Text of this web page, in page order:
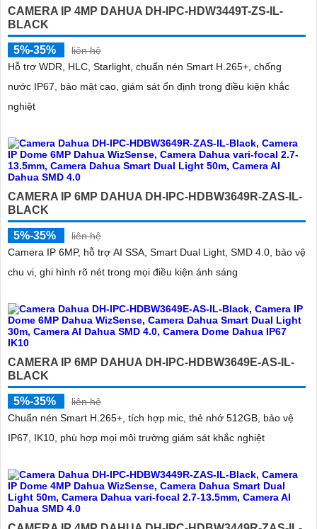
CAMERA IP 4MP DAHUA DH-IPC-HDW3449T-ZS-IL-
BLACK
5%-35%
liên hệ
Hỗ trợ WDR, HLC, Starlight, chuẩn nén Smart H.265+, chống
nước IP67, bảo mật cao, giám sát ổn định trong điều kiện khắc
nghiệt
CAMERA IP 6MP DAHUA DH-IPC-HDBW3649R-ZAS-IL-
BLACK
5%-35%
liên hệ
Camera IP 6MP, hỗ trợ AI SSA, Smart Dual Light, SMD 4.0, bảo vệ
chu vi, ghi hình rõ nét trong mọi điều kiện ánh sáng
CAMERA IP 6MP DAHUA DH-IPC-HDBW3649E-AS-IL-
BLACK
5%-35%
liên hệ
Chuẩn nén Smart H.265+, tích hợp mic, thẻ nhớ 512GB, bảo vệ
IP67, IK10, phù hợp mọi môi trường giám sát khắc nghiệt